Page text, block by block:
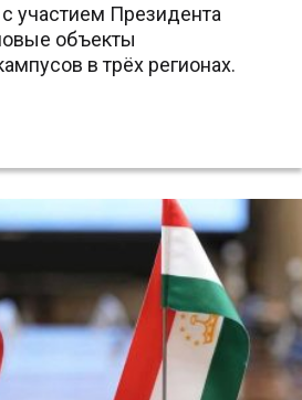
участием Президента
объекты
в трёх регионах.